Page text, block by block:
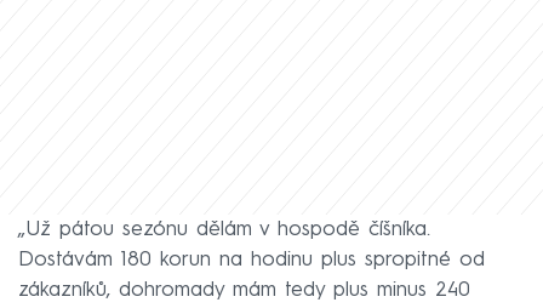
„Už pátou sezónu dělám v hospodě číšníka.
Dostávám 180 korun na hodinu plus spropitné od
zákazníků, dohromady mám tedy plus minus 240